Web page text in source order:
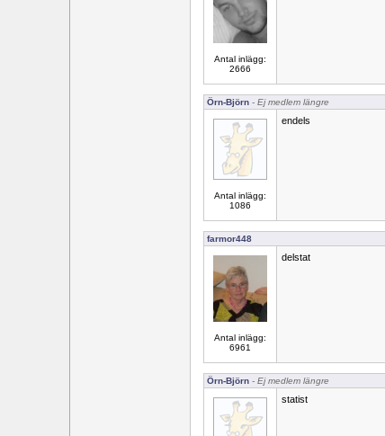
Antal inlägg:
2666
Örn-Björn - Ej medlem längre
Antal inlägg:
1086
endels
farmor448
Antal inlägg:
6961
delstat
Örn-Björn - Ej medlem längre
statist